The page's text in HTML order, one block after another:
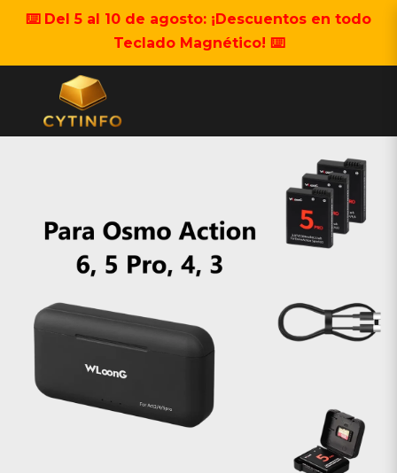
⌨️ Del 5 al 10 de agosto: ¡Descuentos en todo
Teclado Magnético! ⌨️